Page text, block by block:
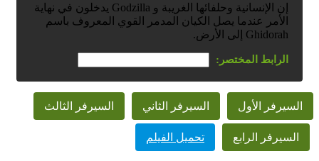
إن الإنسانية وحلفائها الغريبة و Godzilla يدخلون في نهاية
الأمر عندما يصل الكيان المدمر القوي المعروف باسم
Ghidorah إلى الأرض.
الرابط المختصر:
السيرفر الأول السيرفر الثاني السيرفر الثالث
السيرفر الرابع تحميل الفيلم